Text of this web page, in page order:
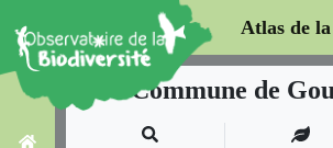
Atlas de
Commune de